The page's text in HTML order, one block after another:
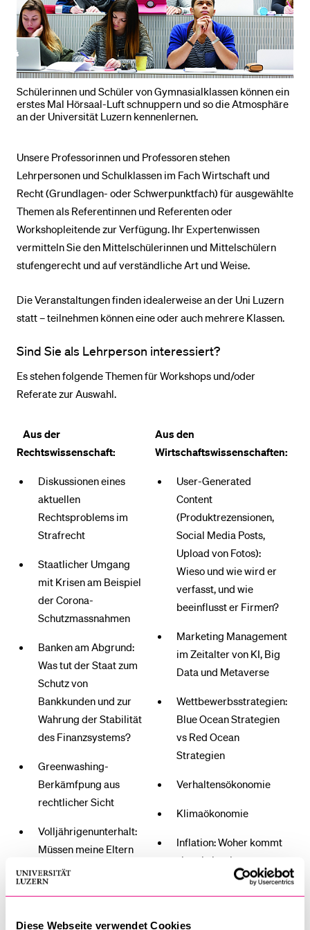
Diese Webseite verwendet Cookies
Schülerinnen und Schüler von Gymnasialklassen können ein
erstes Mal Hörsaal-Luft schnuppern und so die Atmosphäre
an der Universität Luzern kennenlernen.
Unsere Professorinnen und Professoren stehen
Lehrpersonen und Schulklassen im Fach Wirtschaft und
Recht (Grundlagen- oder Schwerpunktfach) für ausgewählte
Themen als Referentinnen und Referenten oder
Workshopleitende zur Verfügung. Ihr Expertenwissen
vermitteln Sie den Mittelschülerinnen und Mittelschülern
stufengerecht und auf verständliche Art und Weise.
Die Veranstaltungen finden idealerweise an der Uni Luzern
statt – teilnehmen können eine oder auch mehrere Klassen.
Sind Sie als Lehrperson interessiert?
Es stehen folgende Themen für Workshops und/oder
Referate zur Auswahl.
Aus der
Rechtswissenschaft:
Aus den
Wirtschaftswissenschaften:
Diskussionen eines
aktuellen
Rechtsproblems im
Strafrecht
Staatlicher Umgang
mit Krisen am Beispiel
der Corona-
Schutzmassnahmen
Banken am Abgrund:
Was tut der Staat zum
Schutz von
Bankkunden und zur
Wahrung der Stabilität
des Finanzsystems?
Greenwashing-
Berkämfpung aus
rechtlicher Sicht
Volljährigenunterhalt:
Müssen meine Eltern
mein Studium
finanzieren?
User-Generated
Content
(Produktrezensionen,
Social Media Posts,
Upload von Fotos):
Wieso und wie wird er
verfasst, und wie
beeinflusst er Firmen?
Marketing Management
im Zeitalter von KI, Big
Data und Metaverse
Wettbewerbsstrategien:
Blue Ocean Strategien
vs Red Ocean
Strategien
Verhaltensökonomie
Klimaökonomie
Inflation: Woher kommt
sie, wie ist sie zu
bewerten und wie
bekämpft man sie?
China: Innert 40 Jahre
BELIEBTE INHALTE
Vorlesungsverzeichnis
Bibliothek
Sportangebot
Anmeldung und Zulassung